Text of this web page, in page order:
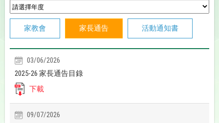
家教會 家長通告 活動通知書
03/06/2026
2025-26 家長通告目錄
下載
09/07/2026